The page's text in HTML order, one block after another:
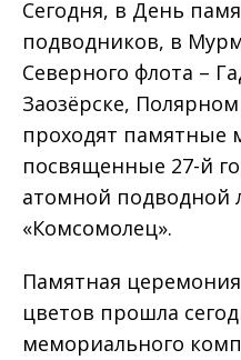
Сегодня, в День
подводников, в
Северного флота –
Заозёрске,
проходят памятные
посвященные 27-й
атомной подводной
«Комсомолец».
Памятная
цветов прошла
мемориального